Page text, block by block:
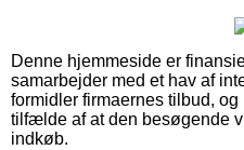
Denne hjemmeside er
samarbejder med et hav af
formidler firmaernes tilbud,
tilfælde af at den besøgende
indkøb.